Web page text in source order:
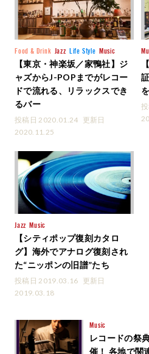
Food & Drink Jazz Life Style Music
【東京・神楽坂／家鴨社】ジ
ャズからJ-POPまでがレコー
ドで流れる、リラックスでき
るバー
投稿日 2020.01.24 更新日
2020.11.25
Jazz Music
【シティポップ復刻カタロ
グ】海外でアナログ復刻され
た“ニッポンの旧譜”たち
投稿日 2019.03.16 更新日
2019.03.18
Music
レコードの祭
催！ 各地で関